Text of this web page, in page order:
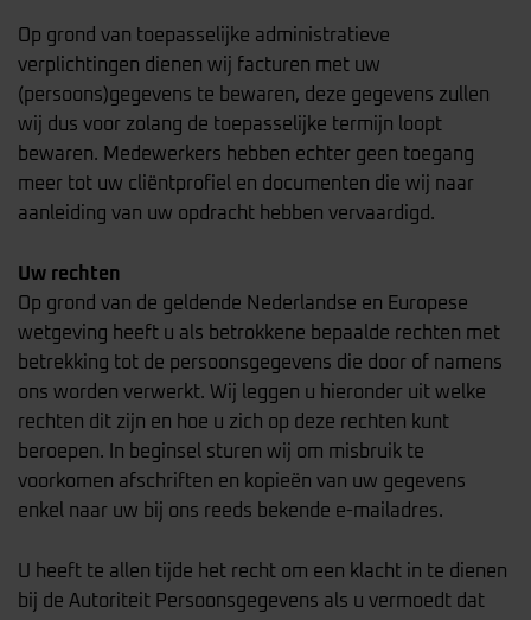
Op grond van toepasselijke administratieve
verplichtingen dienen wij facturen met uw
(persoons)gegevens te bewaren, deze gegevens zullen
wij dus voor zolang de toepasselijke termijn loopt
bewaren. Medewerkers hebben echter geen toegang
meer tot uw cliëntprofiel en documenten die wij naar
aanleiding van uw opdracht hebben vervaardigd.
Uw rechten
Op grond van de geldende Nederlandse en Europese
wetgeving heeft u als betrokkene bepaalde rechten met
betrekking tot de persoonsgegevens die door of namens
ons worden verwerkt. Wij leggen u hieronder uit welke
rechten dit zijn en hoe u zich op deze rechten kunt
beroepen. In beginsel sturen wij om misbruik te
voorkomen afschriften en kopieën van uw gegevens
enkel naar uw bij ons reeds bekende e-mailadres.
U heeft te allen tijde het recht om een klacht in te dienen
bij de Autoriteit Persoonsgegevens als u vermoedt dat